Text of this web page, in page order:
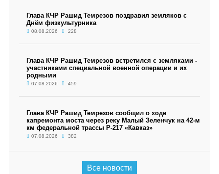
Глава КЧР Рашид Темрезов поздравил земляков с
Днём физкультурника
08.08.2026 228
Глава КЧР Рашид Темрезов встретился с земляками -
участниками специальной военной операции и их
родными
07.08.2026 459
Глава КЧР Рашид Темрезов сообщил о ходе
капремонта моста через реку Малый Зеленчук на 42-м
км федеральной трассы Р-217 «Кавказ»
07.08.2026 382
Все новости